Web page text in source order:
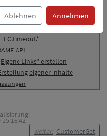
LC.log.*
LC.mutex.*
LC.sys.*
LC.timeout.*
API
Links“ erstellen
eigener Inhalte
15:18:42
weiter: CustomerGet
Ablehnen Annehmen